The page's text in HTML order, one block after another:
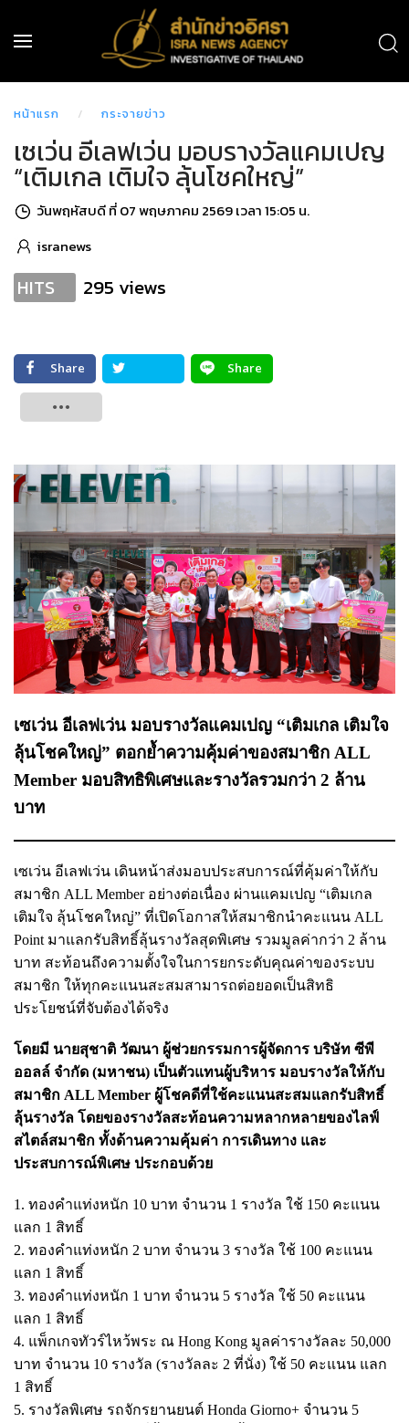
หน้าแรก กระจายข่าว
เซเว่น อีเลฟเว่น มอบรางวัลแคมเปญ
“เติมเกล เติมใจ ลุ้นโชคใหญ่”
วันพฤหัสบดี ที่ 07 พฤษภาคม 2569 เวลา 15:05 น.
isranews
HITS 295 views
Share
Share
เซเว่น อีเลฟเว่น มอบรางวัลแคมเปญ “เติมเกล เติมใจ
ลุ้นโชคใหญ่” ตอกย้ำความคุ้มค่าของสมาชิก ALL
Member มอบสิทธิพิเศษและรางวัลรวมกว่า 2 ล้าน
บาท
เซเว่น อีเลฟเว่น เดินหน้าส่งมอบประสบการณ์ที่คุ้มค่าให้กับ
สมาชิก ALL Member อย่างต่อเนื่อง ผ่านแคมเปญ “เติมเกล
เติมใจ ลุ้นโชคใหญ่” ที่เปิดโอกาสให้สมาชิกนำคะแนน ALL
Point มาแลกรับสิทธิ์ลุ้นรางวัลสุดพิเศษ รวมมูลค่ากว่า 2 ล้าน
บาท สะท้อนถึงความตั้งใจในการยกระดับคุณค่าของระบบ
สมาชิก ให้ทุกคะแนนสะสมสามารถต่อยอดเป็นสิทธิ
ประโยชน์ที่จับต้องได้จริง
โดยมี นายสุชาติ วัฒนา ผู้ช่วยกรรมการผู้จัดการ บริษัท ซีพี
ออลล์ จำกัด (มหาชน) เป็นตัวแทนผู้บริหาร มอบรางวัลให้กับ
สมาชิก ALL Member ผู้โชคดีที่ใช้คะแนนสะสมแลกรับสิทธิ์
ลุ้นรางวัล โดยของรางวัลสะท้อนความหลากหลายของไลฟ์
สไตล์สมาชิก ทั้งด้านความคุ้มค่า การเดินทาง และ
ประสบการณ์พิเศษ ประกอบด้วย
1. ทองคำแท่งหนัก 10 บาท จำนวน 1 รางวัล ใช้ 150 คะแนน
แลก 1 สิทธิ์
2. ทองคำแท่งหนัก 2 บาท จำนวน 3 รางวัล ใช้ 100 คะแนน
แลก 1 สิทธิ์
3. ทองคำแท่งหนัก 1 บาท จำนวน 5 รางวัล ใช้ 50 คะแนน
แลก 1 สิทธิ์
4. แพ็กเกจทัวร์ไหว้พระ ณ Hong Kong มูลค่ารางวัลละ 50,000
บาท จำนวน 10 รางวัล (รางวัลละ 2 ที่นั่ง) ใช้ 50 คะแนน แลก
1 สิทธิ์
5. รางวัลพิเศษ รถจักรยานยนต์ Honda Giorno+ จำนวน 5